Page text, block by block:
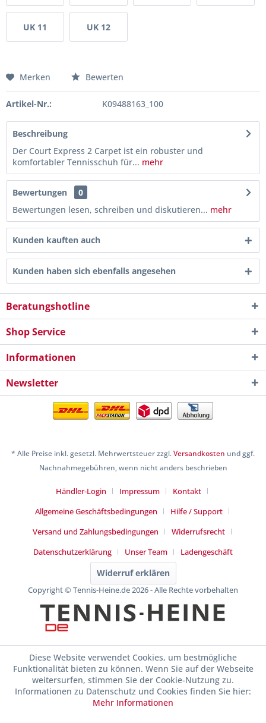
UK 11 UK 12
Merken Bewerten
Artikel-Nr.: K09488163_100
Beschreibung
Der Court Express 2 Carpet ist ein robuster und
komfortabler Tennisschuh für... mehr
Bewertungen
0
Bewertungen lesen, schreiben und diskutieren... mehr
Kunden kauften auch
Kunden haben sich ebenfalls angesehen
Beratungshotline
Shop Service
Informationen
Newsletter
* Alle Preise inkl. gesetzl. Mehrwertsteuer zzgl.Versandkosten und ggf.
Nachnahmegebühren, wenn nicht anders beschrieben
Händler-Login Impressum
Kontakt
Allgemeine Geschäftsbedingungen
Hilfe / Support
Versand und Zahlungsbedingungen
Widerrufsrecht
Datenschutzerklärung
Unser Team Ladengeschäft
Widerruf erklären
Copyright © Tennis-Heine.de 2026 - Alle Rechte vorbehalten
Diese Website verwendet Cookies, um bestmögliche
Funktionalität bieten zu können. Wenn Sie auf der Webseite
weitersurfen, stimmen Sie der Cookie-Nutzung zu.
Informationen zu Datenschutz und Cookies finden Sie hier:
Mehr Informationen